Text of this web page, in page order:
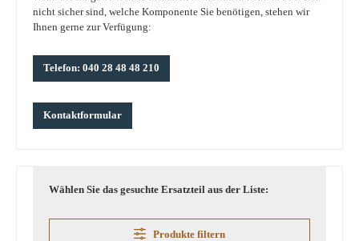
nicht sicher sind, welche Komponente Sie benötigen, stehen wir
Ihnen gerne zur Verfügung:
Telefon: 040 28 48 48 210
Kontaktformular
Wählen Sie das gesuchte Ersatzteil aus der Liste:
Produkte filtern